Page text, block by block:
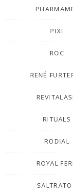
PIXI
ROC
RENÉ
RITUALS
RODIAL
ROYAL